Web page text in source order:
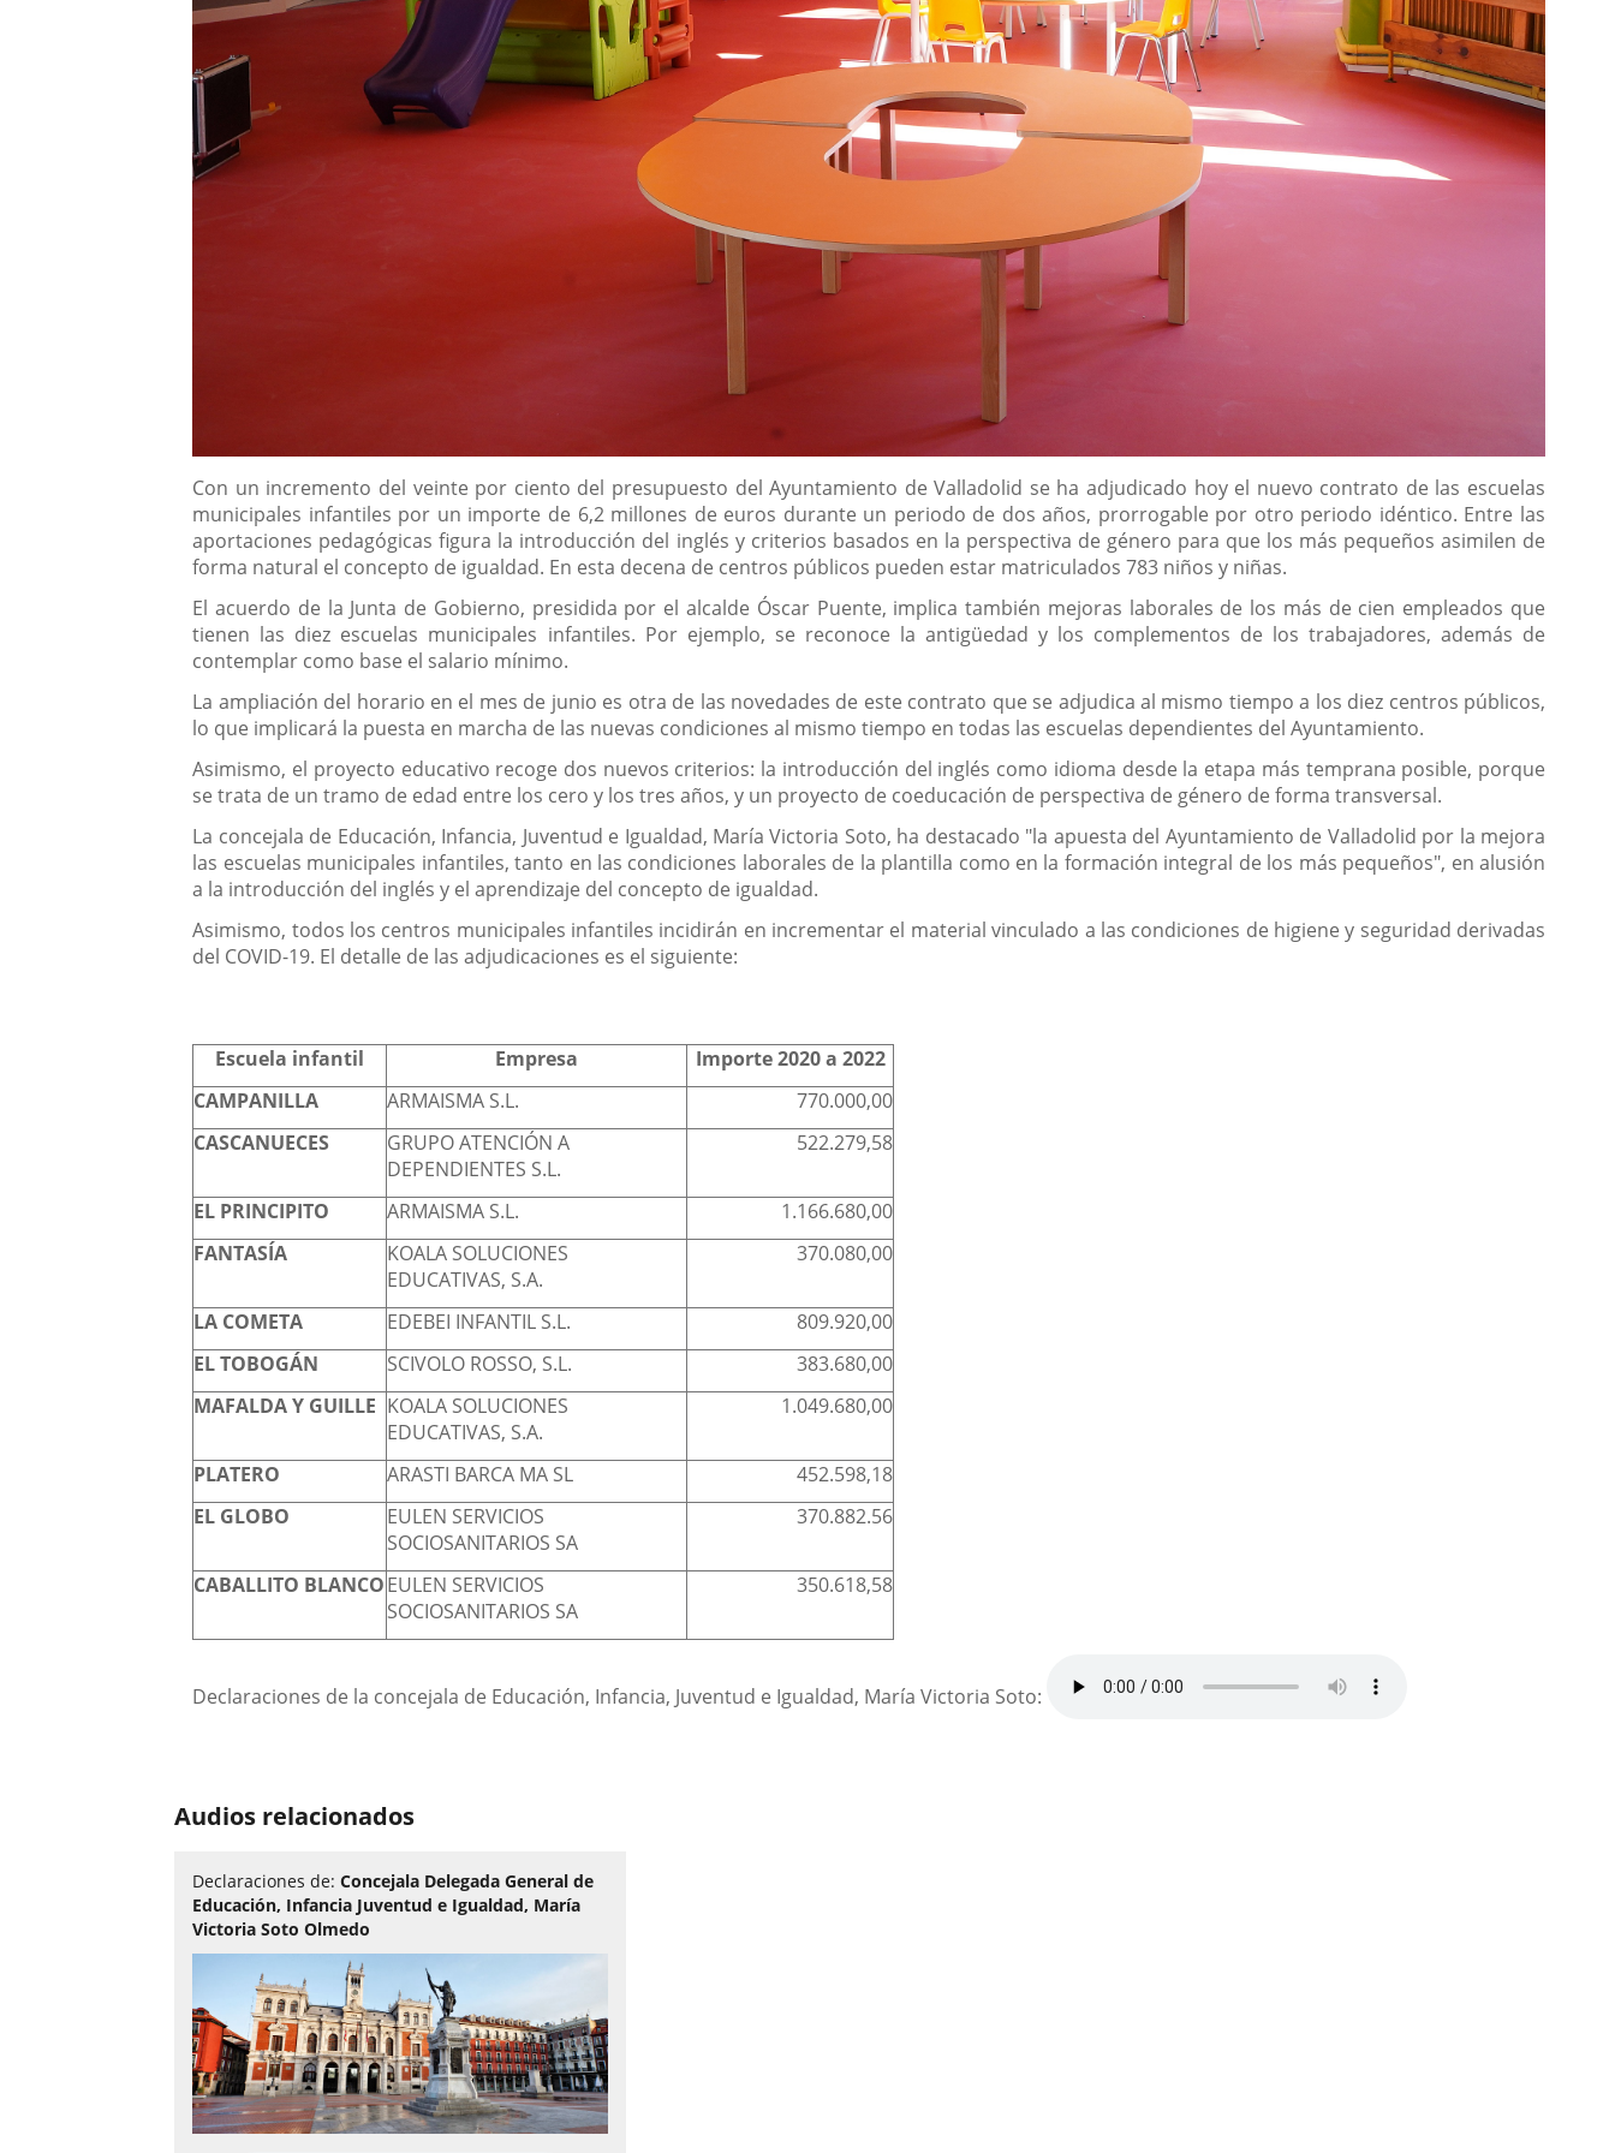
Descripción
Con un incremento del veinte por ciento del presupuesto del Ayuntamiento de Valladolid se ha adjudicado hoy el nuevo contrato de las escuelas
municipales infantiles por un importe de 6,2 millones de euros durante un periodo de dos años, prorrogable por otro periodo idéntico. Entre las
aportaciones pedagógicas figura la introducción del inglés y criterios basados en la perspectiva de género para que los más pequeños asimilen de
forma natural el concepto de igualdad. En esta decena de centros públicos pueden estar matriculados 783 niños y niñas.
El acuerdo de la Junta de Gobierno, presidida por el alcalde Óscar Puente, implica también mejoras laborales de los más de cien empleados que
tienen las diez escuelas municipales infantiles. Por ejemplo, se reconoce la antigüedad y los complementos de los trabajadores, además de
contemplar como base el salario mínimo.
La ampliación del horario en el mes de junio es otra de las novedades de este contrato que se adjudica al mismo tiempo a los diez centros públicos,
lo que implicará la puesta en marcha de las nuevas condiciones al mismo tiempo en todas las escuelas dependientes del Ayuntamiento.
Asimismo, el proyecto educativo recoge dos nuevos criterios: la introducción del inglés como idioma desde la etapa más temprana posible, porque
se trata de un tramo de edad entre los cero y los tres años, y un proyecto de coeducación de perspectiva de género de forma transversal.
La concejala de Educación, Infancia, Juventud e Igualdad, María Victoria Soto, ha destacado "la apuesta del Ayuntamiento de Valladolid por la mejora
las escuelas municipales infantiles, tanto en las condiciones laborales de la plantilla como en la formación integral de los más pequeños", en alusión
a la introducción del inglés y el aprendizaje del concepto de igualdad.
Asimismo, todos los centros municipales infantiles incidirán en incrementar el material vinculado a las condiciones de higiene y seguridad derivadas
del COVID-19. El detalle de las adjudicaciones es el siguiente:
Escuela infantil Empresa
Importe 2020 a 2022
CAMPANILLA
ARMAISMA S.L.
770.000,00
CASCANUECES
GRUPO ATENCIÓN A
DEPENDIENTES S.L.
522.279,58
EL PRINCIPITO ARMAISMA S.L.
1.166.680,00
FANTASÍA
KOALA SOLUCIONES
EDUCATIVAS, S.A.
370.080,00
LA COMETA EDEBEI INFANTIL S.L.
809.920,00
EL TOBOGÁN
SCIVOLO ROSSO, S.L.
383.680,00
MAFALDA Y GUILLE KOALA SOLUCIONES
EDUCATIVAS, S.A.
1.049.680,00
PLATERO ARASTI BARCA MA SL
452.598,18
EL GLOBO
EULEN SERVICIOS
SOCIOSANITARIOS SA
370.882.56
CABALLITO BLANCOEULEN SERVICIOS
SOCIOSANITARIOS SA
350.618,58
Declaraciones de la concejala de Educación, Infancia, Juventud e Igualdad, María Victoria Soto:
Audios relacionados
Declaraciones de:Concejala Delegada General de
Educación, Infancia Juventud e Igualdad, María
Victoria Soto Olmedo